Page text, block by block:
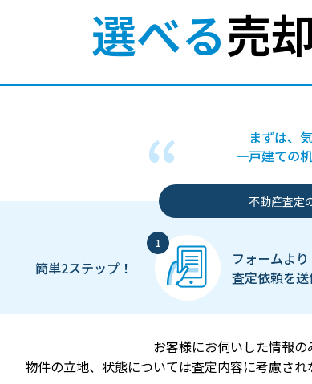
選べる売
まずは、
一戸建ての
お客様にお伺いした情報の
物件の立地、状態については査定内容に考慮され
不動産査定
簡単2ステップ！
フォームより
査定依頼を